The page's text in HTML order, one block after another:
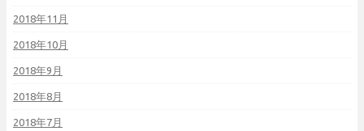
2018年11月
2018年10月
2018年9月
2018年8月
2018年7月